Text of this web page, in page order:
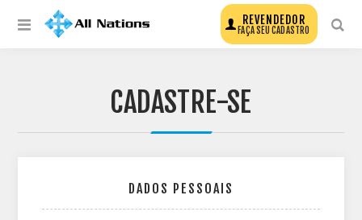
REVENDEDOR
FAÇA SEU CADASTRO
CADASTRE-SE
DADOS PESSOAIS